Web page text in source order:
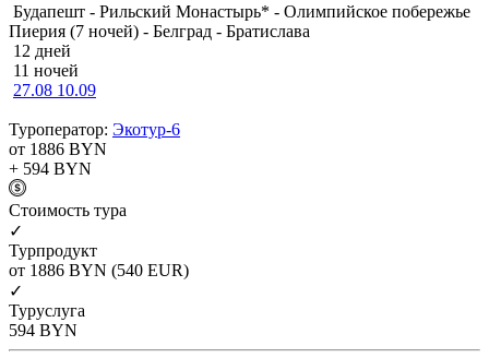
Будапешт - Рильский Монастырь* - Олимпийское побережье
Пиерия (7 ночей) - Белград - Братислава
12 дней
11 ночей
27.08 10.09
Туроператор: Экотур-6
от 1886 BYN
+ 594 BYN
Cтоимость тура
✓
Турпродукт
от 1886 BYN (540 EUR)
✓
Туруслуга
594 BYN